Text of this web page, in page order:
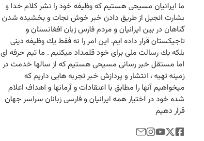
ما ایرانیان مسیحی هستیم كه وظیفه خود را نشر كلام خدا و
بشارت انجیل از طریق دادن خبر خوش نجات و بخشیده شدن
گناهان در بین ایرانیان و مردم فارس زبان افغانستان و
تاجیكستان قرار داده ایم. این امر را نه فقط یك وظیفه دینی
بلكه یك رسالت ملی برای خود قلمداد میكنیم . ما تیم حرفه ای
اما مستقل خبر رسانی مسیحی هستیم كه از سالها خدمت در
زمینه تهیه ، انتشار و پردازش خبر تجربه هایی داریم كه
میخواهیم آنها را مطابق با اعتقادات و آرمانها و اهداف اعلام
شده خود در اختیار همه ایرانیان و فارسی زبانان سراسر جهان
قرار دهیم